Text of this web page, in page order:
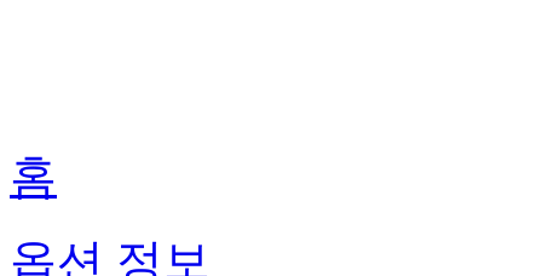
홈
옵션 정보